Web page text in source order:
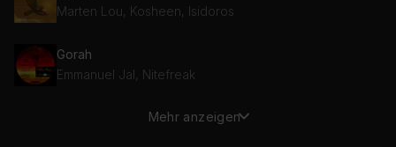
Marten Lou, Kosheen, Isidoros
Gorah
Emmanuel Jal, Nitefreak
Make You Happy (Melle Brown Remix)
Mehr anzeigen